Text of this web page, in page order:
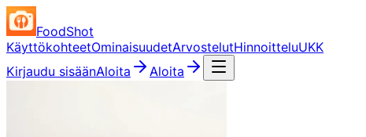
FoodShot
KäyttökohteetOminaisuudetArvostelutHinnoitteluUKK
Kirjaudu sisäänAloita Aloita